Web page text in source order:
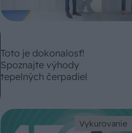
Toto je dokonalosť!
Spoznajte výhody
tepelných čerpadiel
Vykurovanie